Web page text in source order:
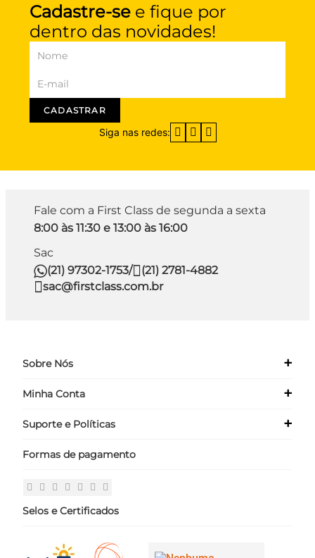
Cadastre-se e fique por
dentro das novidades!
CADASTRAR
Siga nas redes:
Fale com a First Class de segunda a sexta
8:00 às 11:30 e 13:00 às 16:00
Sac
(21) 97302-1753/
(21) 2781-4882
sac@firstclass.com.br
Sobre Nós +
Quem Somos
Minha Conta +
Meus Dados
Suporte e Políticas +
Políticas
Fale Conosco
Formas de pagamento
Selos e Certificados